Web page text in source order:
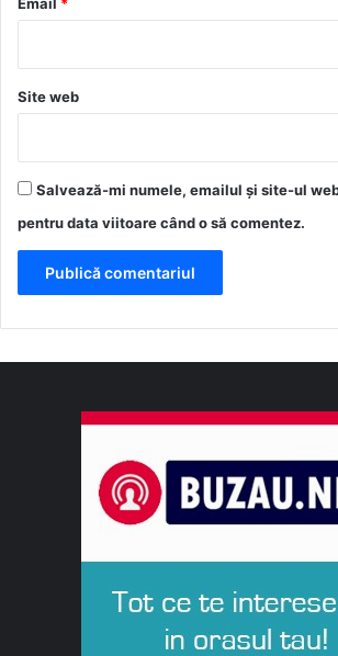
Site web
Salvează-mi numele, emailul și site-ul
pentru data viitoare când o să comentez.